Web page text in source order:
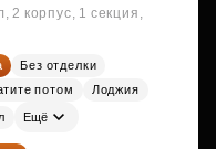
2 корпус, 1 секция,
Без отделки
потом
Лоджия
Ещё